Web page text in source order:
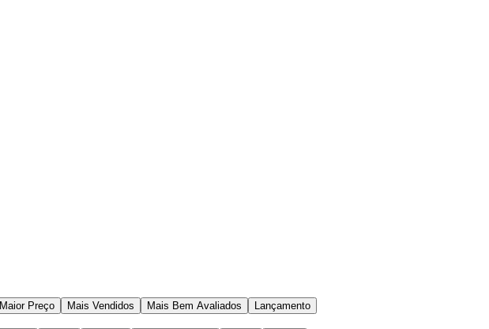
Maior Preço Mais Vendidos Mais Bem Avaliados Lançamento